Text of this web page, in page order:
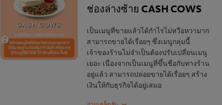
ช่องล่างซ้าย CASH COWS
เป็นเมนูที่ขายแล้วได้กำไรไม่หวือหวามาก
สามารถขายได้เรื่อยๆ ซึ่งเมนูกลุ่มนี้
เจ้าของร้านไม่จำเป็นต้องปรับเปลี่ยนเมนู
เยอะ เนื่องจากเป็นเมนูที่ขึ้นชื่อกับทางร้าน
อยู่แล้ว สามารถปล่อยขายได้เรื่อยๆ สร้าง
เงินให้กับธุรกิจได้อยู่เสมอ